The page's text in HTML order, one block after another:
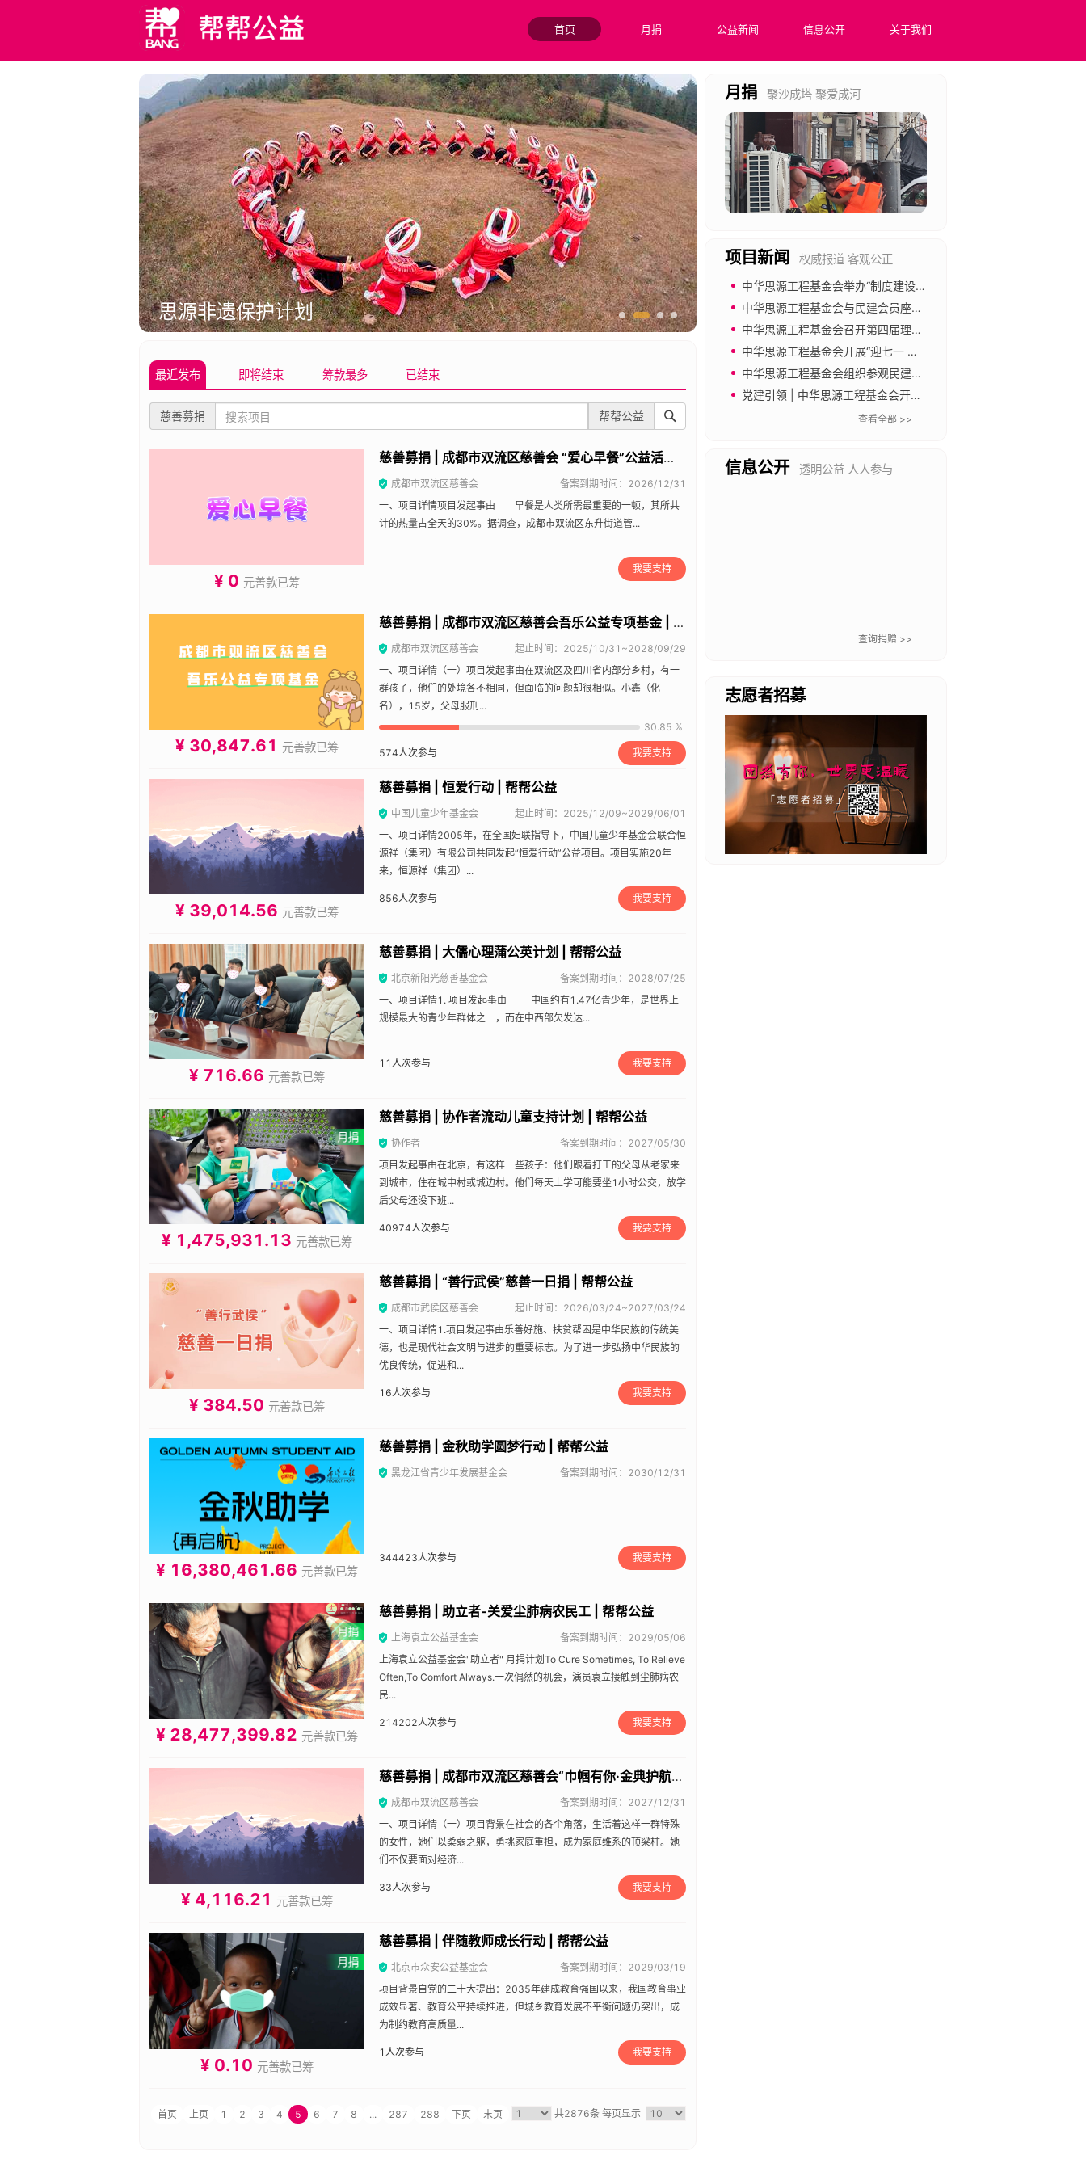
首页 月捐 公益新闻 信息公开 关于我们
思源非遗保护计划 医院里的数字课堂
在全国范围内医疗场景下构建数字化平台，通过“双师课堂”模式，共享优
源，助力教育公平与普惠
最近发布 即将结束 筹款最多 已结束
慈善募捐 帮帮公益
¥ 0 元善款已筹
慈善募捐 | 成都市双流区慈善会 “爱心早餐”公益活动 | 帮帮公益
成都市双流区慈善会
备案到期时间：2026/12/31
一、项目详情项目发起事由 早餐是人类所需最重要的一顿，其所共
计的热量占全天的30%。据调查，成都市双流区东升街道管...
我要支持
¥ 30,847.61 元善款已筹
慈善募捐 | 成都市双流区慈善会吾乐公益专项基金 | 帮帮公益
成都市双流区慈善会
起止时间：2025/10/31~2028/09/29
一、项目详情（一）项目发起事由在双流区及四川省内部分乡村，有一
群孩子，他们的处境各不相同，但面临的问题却很相似。小鑫（化
名），15岁，父母服刑...
30.85 %
574人次参与 我要支持
¥ 39,014.56 元善款已筹
慈善募捐 | 恒爱行动 | 帮帮公益
中国儿童少年基金会
起止时间：2025/12/09~2029/06/01
一、项目详情2005年，在全国妇联指导下，中国儿童少年基金会联合恒
源祥（集团）有限公司共同发起“恒爱行动”公益项目。项目实施20年
来，恒源祥（集团）...
856人次参与 我要支持
¥ 716.66 元善款已筹
慈善募捐 | 大儒心理蒲公英计划 | 帮帮公益
北京新阳光慈善基金会
备案到期时间：2028/07/25
一、项目详情1. 项目发起事由 中国约有1.47亿青少年，是世界上
规模最大的青少年群体之一，而在中西部欠发达...
11 人次参与 我要支持
¥ 1,475,931.13 元善款已筹
慈善募捐 | 协作者流动儿童支持计划 | 帮帮公益
协作者
备案到期时间：2027/05/30
项目发起事由在北京，有这样一些孩子：他们跟着打工的父母从老家来
到城市，住在城中村或城边村。他们每天上学可能要坐1小时公交，放学
后父母还没下班...
40974人次参与 我要支持
¥ 384.50 元善款已筹
慈善募捐 | “善行武侯”慈善一日捐 | 帮帮公益
成都市武侯区慈善会
起止时间：2026/03/24~2027/03/24
一、项目详情1.项目发起事由乐善好施、扶贫帮困是中华民族的传统美
德，也是现代社会文明与进步的重要标志。为了进一步弘扬中华民族的
优良传统，促进和...
16人次参与 我要支持
¥ 16,380,461.66 元善款已筹
慈善募捐 | 金秋助学圆梦行动 | 帮帮公益
黑龙江省青少年发展基金会 备案到期时间：2030/12/31
344423人次参与 我要支持
¥ 28,477,399.82 元善款已筹
慈善募捐 | 助立者-关爱尘肺病农民工 | 帮帮公益
上海袁立公益基金会
备案到期时间：2029/05/06
上海袁立公益基金会"助立者" 月捐计划To Cure Sometimes, To Relieve
Often,To Comfort Always.一次偶然的机会，演员袁立接触到尘肺病农
民...
214202人次参与 我要支持
¥ 4,116.21 元善款已筹
慈善募捐 | 成都市双流区慈善会“巾帼有你·金典护航”顶梁柱妇女赋能支持项目 | 帮帮公益
成都市双流区慈善会
备案到期时间：2027/12/31
一、项目详情（一）项目背景在社会的各个角落，生活着这样一群特殊
的女性，她们以柔弱之躯，勇挑家庭重担，成为家庭维系的顶梁柱。她
们不仅要面对经济...
33人次参与 我要支持
¥ 0.10 元善款已筹
慈善募捐 | 伴随教师成长行动 | 帮帮公益
北京市众安公益基金会
备案到期时间：2029/03/19
项目背景自党的二十大提出：2035年建成教育强国以来，我国教育事业
成效显著、教育公平持续推进，但城乡教育发展不平衡问题仍突出，成
为制约教育高质量...
1 人次参与 我要支持
首页 上页 1 2 3 4 5 6 7 8 ... 287 288 下页 末页 共2876条 每页显示
月捐 聚沙成塔 聚爱成河
项目新闻
权威报道 客观公正
中华思源工程基金会举办“制度建设与合规管理”专题培训
中华思源工程基金会与民建会员座谈 共促公益慈善事业发展
中华思源工程基金会召开第四届理事会第四次会议
中华思源工程基金会开展“迎七一 强党建 倡廉洁”主题党日活动
中华思源工程基金会组织参观民建中央会史馆
党建引领 | 中华思源工程基金会开展“传承长城精神 奋进新征程”主题党日暨工会文体活动
查看全部 >>
信息公开 透明公益 人人参与
查询捐赠 >>
志愿者招募